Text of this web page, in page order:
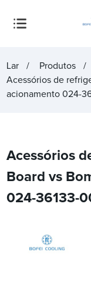
Lar
Produtos
Acessórios de
acionamento 024-
Acessórios
Board vs
024-36133-